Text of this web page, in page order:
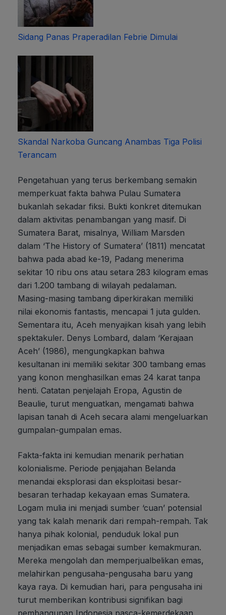
Sidang Panas Praperadilan Febrie Dimulai
Skandal Narkoba Guncang Anambas Tiga Polisi
Terancam
Pengetahuan yang terus berkembang semakin
memperkuat fakta bahwa Pulau Sumatera
bukanlah sekadar fiksi. Bukti konkret ditemukan
dalam aktivitas penambangan yang masif. Di
Sumatera Barat, misalnya, William Marsden
dalam ‘The History of Sumatera’ (1811) mencatat
bahwa pada abad ke-19, Padang menerima
sekitar 10 ribu ons atau setara 283 kilogram emas
dari 1.200 tambang di wilayah pedalaman.
Masing-masing tambang diperkirakan memiliki
nilai ekonomis fantastis, mencapai 1 juta gulden.
Sementara itu, Aceh menyajikan kisah yang lebih
spektakuler. Denys Lombard, dalam ‘Kerajaan
Aceh’ (1986), mengungkapkan bahwa
kesultanan ini memiliki sekitar 300 tambang emas
yang konon menghasilkan emas 24 karat tanpa
henti. Catatan penjelajah Eropa, Agustin de
Beaulie, turut menguatkan, mengamati bahwa
lapisan tanah di Aceh secara alami mengeluarkan
gumpalan-gumpalan emas.
Fakta-fakta ini kemudian menarik perhatian
kolonialisme. Periode penjajahan Belanda
menandai eksplorasi dan eksploitasi besar-
besaran terhadap kekayaan emas Sumatera.
Logam mulia ini menjadi sumber ‘cuan’ potensial
yang tak kalah menarik dari rempah-rempah. Tak
hanya pihak kolonial, penduduk lokal pun
menjadikan emas sebagai sumber kemakmuran.
Mereka mengolah dan memperjualbelikan emas,
melahirkan pengusaha-pengusaha baru yang
kaya raya. Di kemudian hari, para pengusaha ini
turut memberikan kontribusi signifikan bagi
pembangunan Indonesia pasca-kemerdekaan.